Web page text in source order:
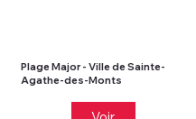
Plage Major - Ville de Sainte-
Agathe-des-Monts